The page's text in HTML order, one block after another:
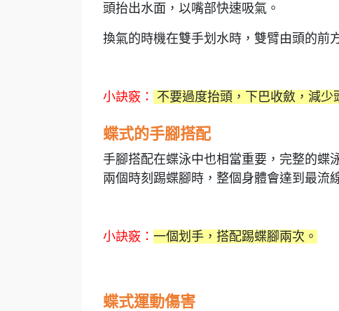
頭抬出水面，以嘴部快速吸氣。
換氣的時機在雙手划水時，雙臂由頭的前
小訣竅： 不要過度抬頭，下巴收斂，減少
蝶式的手腳搭配
手腳搭配在蝶泳中也相當重要，完整的蝶
兩個時刻踢蝶腳時，整個身體會達到最流
小訣竅： 一個划手，搭配踢蝶腳兩次。
蝶式運動傷害